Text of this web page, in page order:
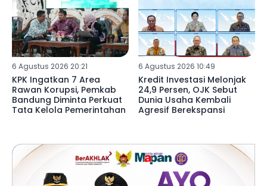
6 Agustus 2026 20:21
KPK Ingatkan 7 Area
Rawan Korupsi, Pemkab
Bandung Diminta Perkuat
Tata Kelola Pemerintahan
6 Agustus 2026 10:49
Kredit Investasi Melonjak
24,9 Persen, OJK Sebut
Dunia Usaha Kembali
Agresif Berekspansi